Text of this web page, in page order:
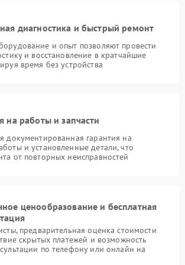
диагностика и быстрый ремонт
и опыт позволяют провести
и восстановление в кратчайшие
время без устройства
на работы и запчасти
документированная гарантия на
и установленные детали, что
от повторных неисправностей
ценообразование и бесплатная
предварительная оценка стоимости
скрытых платежей и возможность
по телефону или онлайн на